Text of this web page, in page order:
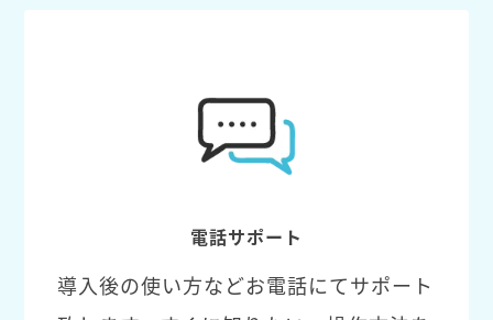
電話サポート
導入後の使い方などお電話にてサポート